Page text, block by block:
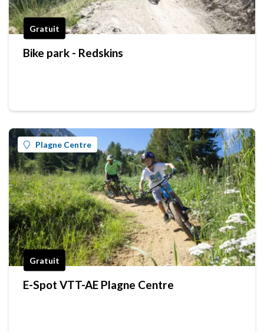
Gratuit
Bike park - Redskins
Plagne Centre
Gratuit
E-Spot VTT-AE Plagne Centre